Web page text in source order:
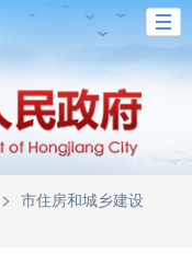
> 市住房和城乡建设